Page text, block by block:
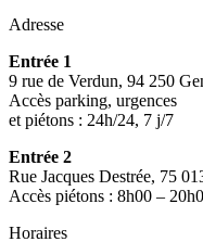
Adresse
Entrée 1
9 rue de Verdun, 94 250
Accès parking, urgences
et piétons : 24h/24, 7 j/7
Entrée 2
Rue Jacques Destrée, 75
Accès piétons : 8h00 –
Horaires